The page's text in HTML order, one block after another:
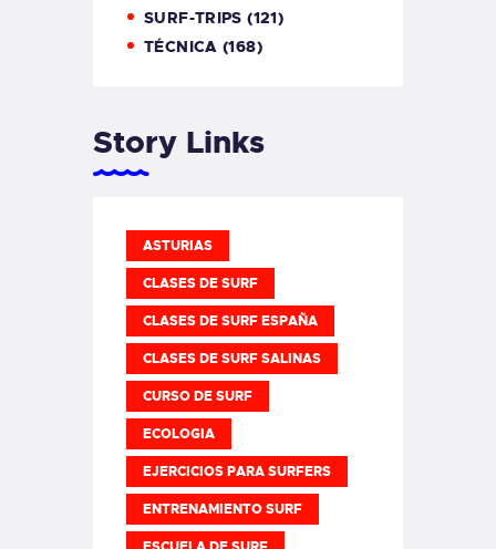
SURF-TRIPS (121)
TÉCNICA (168)
Story Links
ASTURIAS
CLASES DE SURF
CLASES DE SURF ESPAÑA
CLASES DE SURF SALINAS
CURSO DE SURF
ECOLOGIA
EJERCICIOS PARA SURFERS
ENTRENAMIENTO SURF